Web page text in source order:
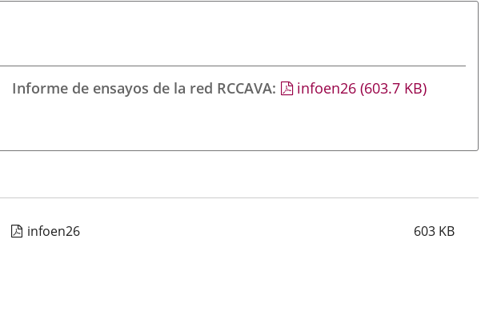
Informe de ensayos de la red RCCAVA infoen26 (603.7 KB)
infoen26 603 KB